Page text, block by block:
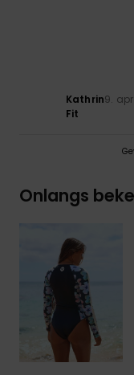
Kathrin9.
Fit
Onlangs